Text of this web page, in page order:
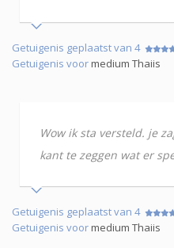
Getuigenis geplaatst van 4
Getuigenis voormedium Thaiis
Wow ik sta versteld. je
kant te zeggen wat er
Getuigenis geplaatst van 4
Getuigenis voormedium Thaiis